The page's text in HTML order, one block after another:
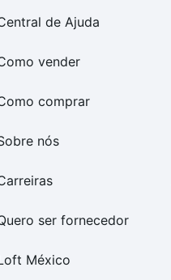
de Ajuda
vender
comprar
nós
ser fornecedor
México